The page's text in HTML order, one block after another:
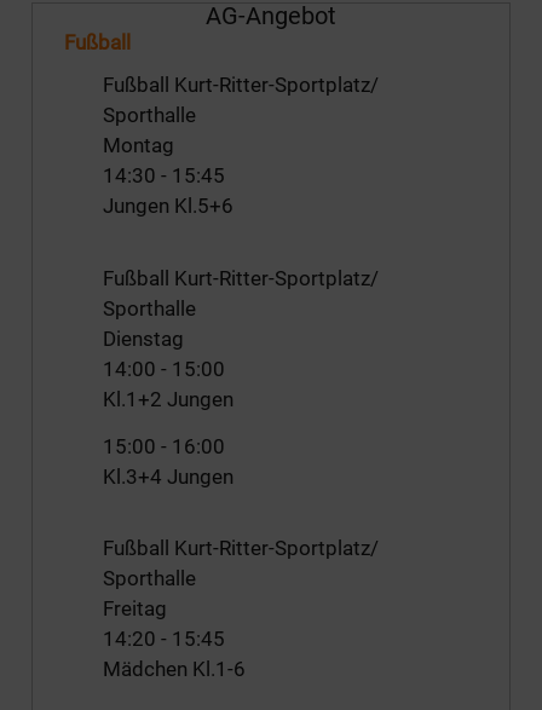
AG-Angebot
Fußball
Fußball Kurt-Ritter-Sportplatz/
Sporthalle
Montag
14:30 - 15:45
Jungen Kl.5+6
Fußball Kurt-Ritter-Sportplatz/
Sporthalle
Dienstag
14:00 - 15:00
Kl.1+2 Jungen
15:00 - 16:00
Kl.3+4 Jungen
Fußball Kurt-Ritter-Sportplatz/
Sporthalle
Freitag
14:20 - 15:45
Mädchen Kl.1-6